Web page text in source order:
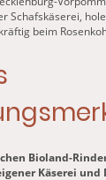
Schafskäserei,
beim
Bioland-
Käserei